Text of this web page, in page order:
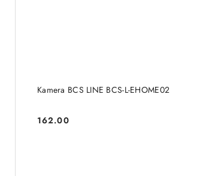
Kamera BCS LINE BCS-L-EHOME02
Cena:
162.00
DODAJ DO KOSZYKA